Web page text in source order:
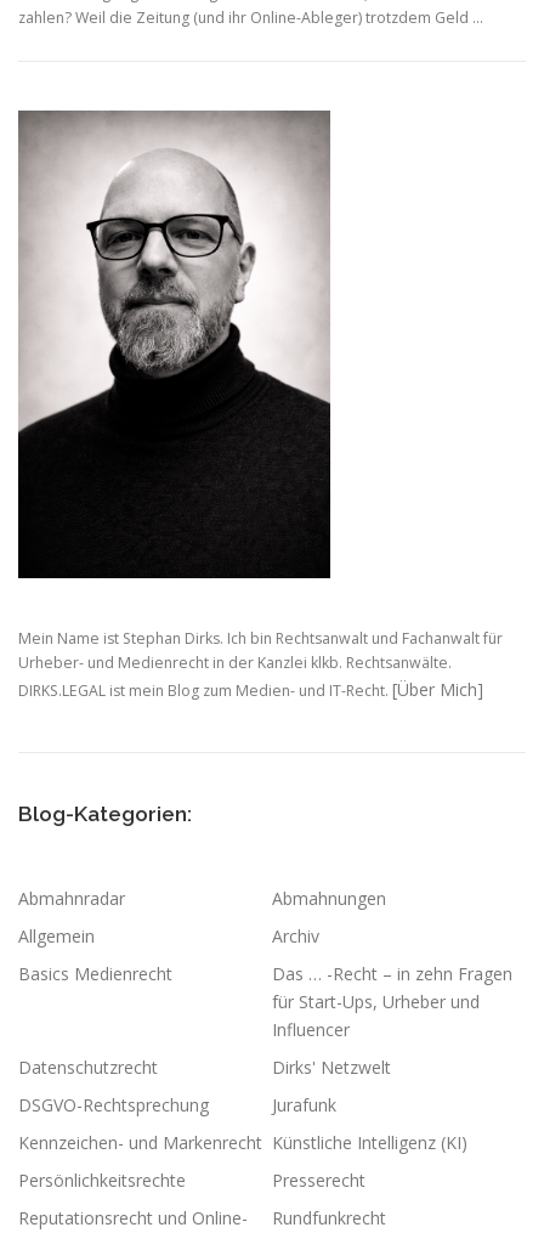
zahlen? Weil die Zeitung (und ihr Online-Ableger) trotzdem Geld …
Mein Name ist Stephan Dirks. Ich bin Rechtsanwalt und Fachanwalt für
Urheber- und Medienrecht in der Kanzlei klkb. Rechtsanwälte.
DIRKS.LEGAL ist mein Blog zum Medien- und IT-Recht. [Über Mich]
Blog-Kategorien:
Abmahnradar
Abmahnungen
Allgemein
Archiv
Basics Medienrecht
Das … -Recht – in zehn Fragen
für Start-Ups, Urheber und
Influencer
Datenschutzrecht
Dirks' Netzwelt
DSGVO-Rechtsprechung
Jurafunk
Kennzeichen- und Markenrecht Künstliche Intelligenz (KI)
Persönlichkeitsrechte
Presserecht
Reputationsrecht und Online-
Rundfunkrecht